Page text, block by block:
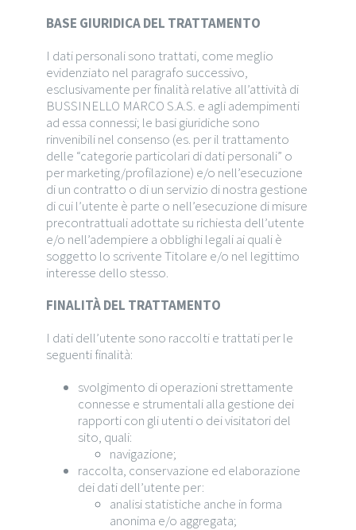
BASE GIURIDICA DEL TRATTAMENTO
I dati personali sono trattati, come meglio
evidenziato nel paragrafo successivo,
esclusivamente per finalità relative all’attività di
BUSSINELLO MARCO S.A.S. e agli adempimenti
ad essa connessi; le basi giuridiche sono
rinvenibili nel consenso (es. per il trattamento
delle “categorie particolari di dati personali” o
per marketing/profilazione) e/o nell’esecuzione
di un contratto o di un servizio di nostra gestione
di cui l’utente è parte o nell’esecuzione di misure
precontrattuali adottate su richiesta dell’utente
e/o nell’adempiere a obblighi legali ai quali è
soggetto lo scrivente Titolare e/o nel legittimo
interesse dello stesso.
FINALITÀ DEL TRATTAMENTO
I dati dell’utente sono raccolti e trattati per le
seguenti finalità:
svolgimento di operazioni strettamente
connesse e strumentali alla gestione dei
rapporti con gli utenti o dei visitatori del
sito, quali:
navigazione;
raccolta, conservazione ed elaborazione
dei dati dell’utente per:
analisi statistiche anche in forma
anonima e/o aggregata;